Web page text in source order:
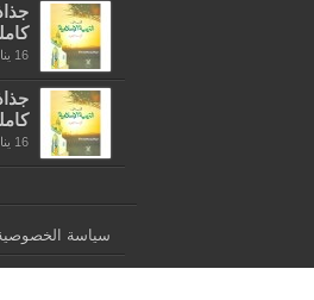
16 يناير، 2012
16 يناير، 2012
سياسة